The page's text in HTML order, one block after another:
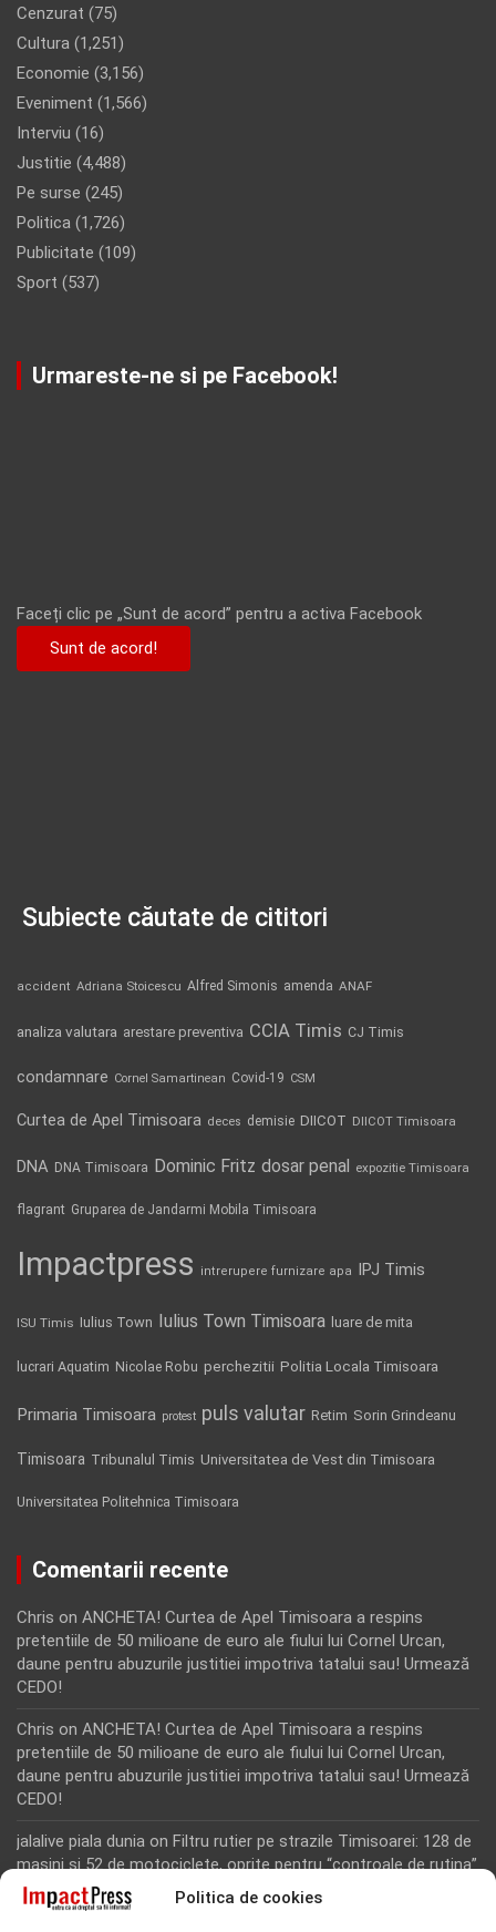
Politica de cookies
Cenzurat (75)
Cultura (1,251)
Economie (3,156)
Eveniment (1,566)
Interviu (16)
Justitie (4,488)
Pe surse (245)
Politica (1,726)
Publicitate (109)
Sport (537)
Urmareste-ne si pe Facebook!
Faceți clic pe „Sunt de acord” pentru a activa Facebook
Sunt de acord!
Subiecte căutate de cititori
accident Adriana Stoicescu Alfred Simonis amenda ANAF
analiza valutara arestare preventiva CCIA Timis CJ Timis
condamnare Cornel Samartinean Covid-19 CSM
Curtea de Apel Timisoara deces demisie DIICOT DIICOT Timisoara
DNA DNA Timisoara Dominic Fritz dosar penal expozitie Timisoara
flagrant Gruparea de Jandarmi Mobila Timisoara
Impactpress intrerupere furnizare apa IPJ Timis
ISU Timis Iulius Town Iulius Town Timisoara luare de mita
lucrari Aquatim Nicolae Robu perchezitii Politia Locala Timisoara
Primaria Timisoara protest puls valutar Retim Sorin Grindeanu
Timisoara Tribunalul Timis Universitatea de Vest din Timisoara
Universitatea Politehnica Timisoara
Comentarii recente
Chris on ANCHETA! Curtea de Apel Timisoara a respins
pretentiile de 50 milioane de euro ale fiului lui Cornel Urcan,
daune pentru abuzurile justitiei impotriva tatalui sau! Urmează
CEDO!
Chris on ANCHETA! Curtea de Apel Timisoara a respins
pretentiile de 50 milioane de euro ale fiului lui Cornel Urcan,
daune pentru abuzurile justitiei impotriva tatalui sau! Urmează
CEDO!
jalalive piala dunia on Filtru rutier pe strazile Timisoarei: 128 de
masini si 52 de motociclete, oprite pentru “controale de rutina”
Rodion Camatoritul on Inca un martor din dosarul fraudei cu